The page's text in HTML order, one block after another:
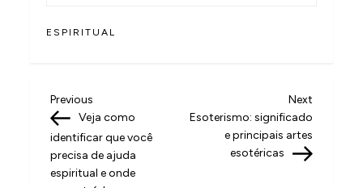
ESPIRITUAL
N
a
v
Previous
Post
Previous
Veja como
identificar que você
precisa de ajuda
espiritual e onde
Next
Post
Next
Esoterismo: significado
e principais artes
esotéricas